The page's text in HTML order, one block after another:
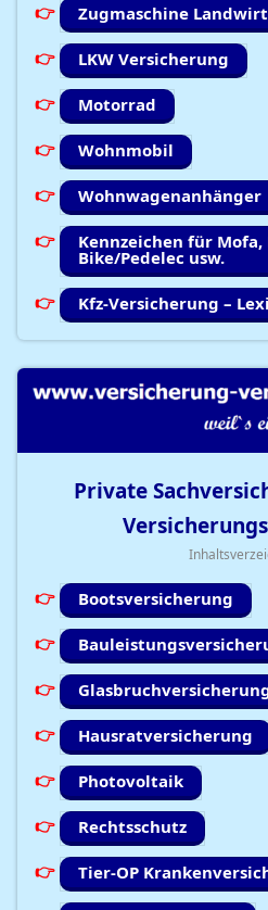
Zugmaschine
LKW Versicherung
Motorrad
Wohnmobil
Wohnwagenanhänger
Kennzeichen für Mofa,
Bike/Pedelec usw.
Kfz-Versicherung –
Private
Bootsversicherung
Hausratversicherung
Photovoltaik
Rechtsschutz
Tier-OP